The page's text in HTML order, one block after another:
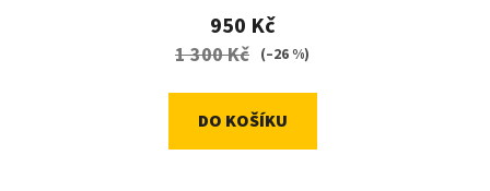
950 Kč
1 300 Kč (–26 %)
DO KOŠÍKU